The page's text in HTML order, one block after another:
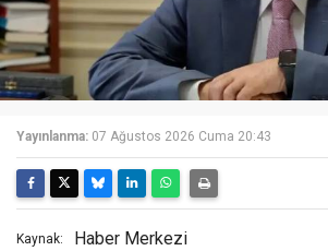
Yayınlanma: 07 Ağustos 2026 Cuma 20:43
Kaynak: Haber Merkezi